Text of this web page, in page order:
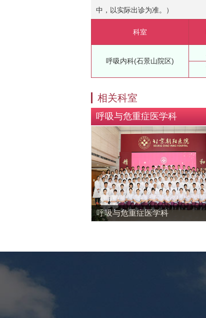
中，以实际出诊为准。）
科室
呼吸内科(石景山院区)
相关科室
呼吸与危重症医学科
呼吸与危重症医学科